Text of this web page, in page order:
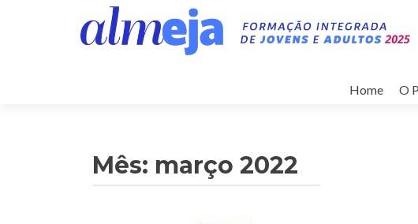
para
Home O
Mês: março 2022